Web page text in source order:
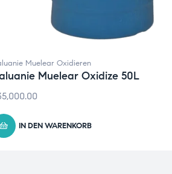
Muelear Oxidieren
Muelear Oxidize 50L
IN DEN WARENKORB